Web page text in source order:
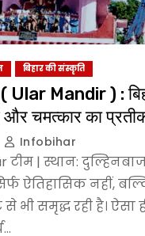
बिहार की संस्कृति
( Ular Mandir ) :
चमत्कार का
Infobihar
| स्थान:
ऐतिहासिक नहीं,
भी समृद्ध रही है। ऐसा